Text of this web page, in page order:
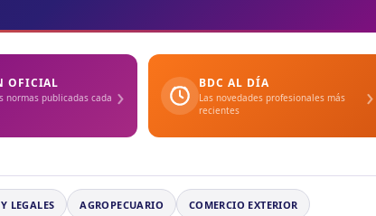
OFICIAL
normas publicadas cada › BDC AL DÍA
Las novedades profesionales más
recientes
›
LEGALES AGROPECUARIO COMERCIO EXTERIOR